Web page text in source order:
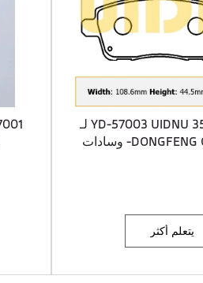
YD-57003 UIDNU 3502500-SC01-A لـ
DONGFENG Glory 580 2016- وسادات
يتعلم أكثر